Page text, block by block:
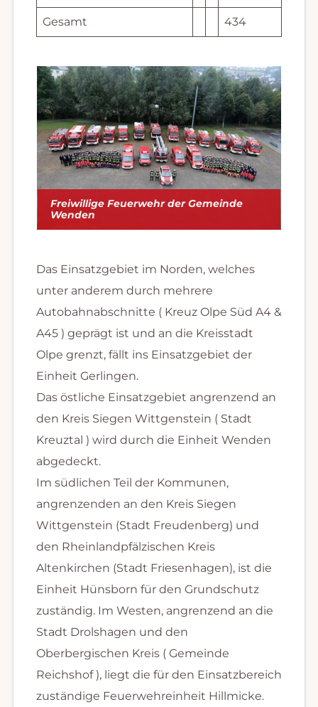
Gesamt 434
Freiwillige Feuerwehr der Gemeinde
Wenden
Das Einsatzgebiet im Norden, welches
unter anderem durch mehrere
Autobahnabschnitte ( Kreuz Olpe Süd A4 &
A45 ) geprägt ist und an die Kreisstadt
Olpe grenzt, fällt ins Einsatzgebiet der
Einheit Gerlingen.
Das östliche Einsatzgebiet angrenzend an
den Kreis Siegen Wittgenstein ( Stadt
Kreuztal ) wird durch die Einheit Wenden
abgedeckt.
Im südlichen Teil der Kommunen,
angrenzenden an den Kreis Siegen
Wittgenstein (Stadt Freudenberg) und
den Rheinlandpfälzischen Kreis
Altenkirchen (Stadt Friesenhagen), ist die
Einheit Hünsborn für den Grundschutz
zuständig. Im Westen, angrenzend an die
Stadt Drolshagen und den
Oberbergischen Kreis ( Gemeinde
Reichshof ), liegt die für den Einsatzbereich
zuständige Feuerwehreinheit Hillmicke.